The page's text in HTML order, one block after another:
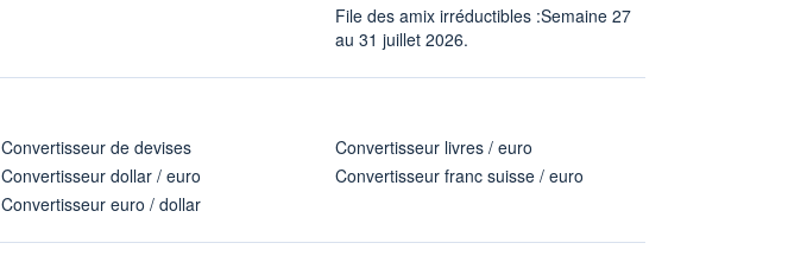
File des amix irréductibles :Semaine 27
au 31 juillet 2026.
Convertisseur de devises
Convertisseur dollar / euro
Convertisseur euro / dollar
Convertisseur livres / euro
Convertisseur franc suisse / euro